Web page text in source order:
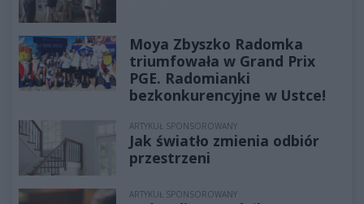
Moya Zbyszko Radomka
triumfowała w Grand Prix
PGE. Radomianki
bezkonkurencyjne w Ustce!
ARTYKUŁ SPONSOROWANY
Jak światło zmienia odbiór
przestrzeni
ARTYKUŁ SPONSOROWANY